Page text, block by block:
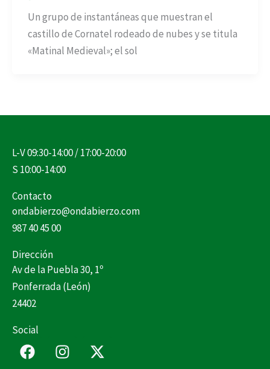
Un grupo de instantáneas que muestran el
castillo de Cornatel rodeado de nubes y se titula
«Matinal Medieval»; el sol
L-V 09:30-14:00 / 17:00-20:00
S 10:00-14:00
Contacto
ondabierzo@ondabierzo.com
987 40 45 00
Dirección
Av de la Puebla 30, 1º
Ponferrada (León)
24402
Social
F
a
I
n
X
-